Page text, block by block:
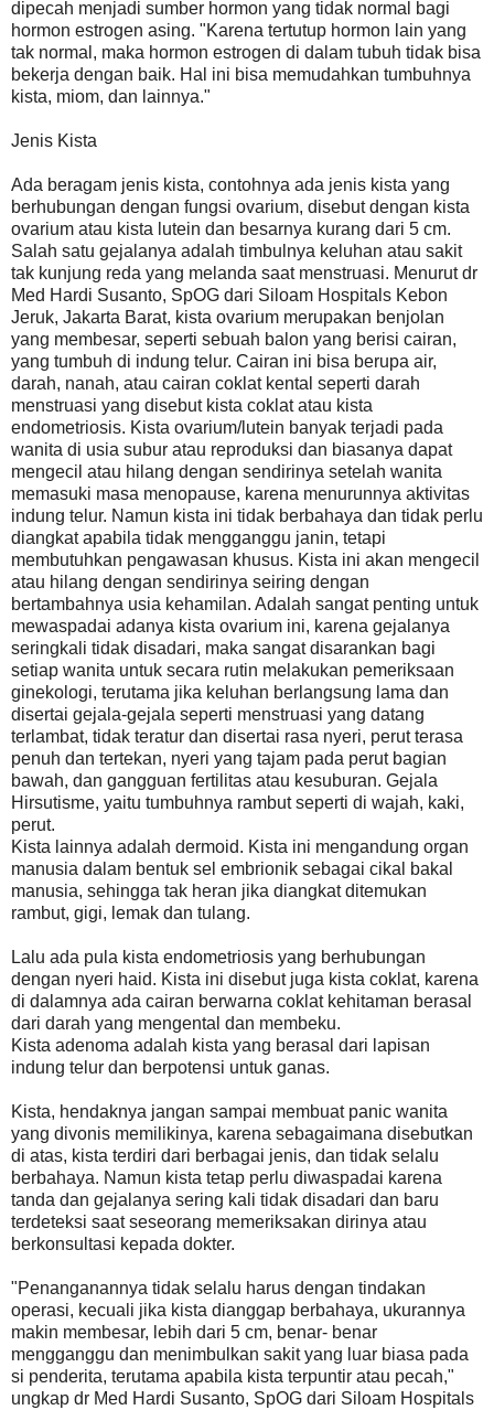
dipecah menjadi sumber hormon yang tidak normal bagi
hormon estrogen asing. "Karena tertutup hormon lain yang
tak normal, maka hormon estrogen di dalam tubuh tidak bisa
bekerja dengan baik. Hal ini bisa memudahkan tumbuhnya
kista, miom, dan lainnya."
Jenis Kista
Ada beragam jenis kista, contohnya ada jenis kista yang
berhubungan dengan fungsi ovarium, disebut dengan kista
ovarium atau kista lutein dan besarnya kurang dari 5 cm.
Salah satu gejalanya adalah timbulnya keluhan atau sakit
tak kunjung reda yang melanda saat menstruasi. Menurut dr
Med Hardi Susanto, SpOG dari Siloam Hospitals Kebon
Jeruk, Jakarta Barat, kista ovarium merupakan benjolan
yang membesar, seperti sebuah balon yang berisi cairan,
yang tumbuh di indung telur. Cairan ini bisa berupa air,
darah, nanah, atau cairan coklat kental seperti darah
menstruasi yang disebut kista coklat atau kista
endometriosis. Kista ovarium/lutein banyak terjadi pada
wanita di usia subur atau reproduksi dan biasanya dapat
mengecil atau hilang dengan sendirinya setelah wanita
memasuki masa menopause, karena menurunnya aktivitas
indung telur. Namun kista ini tidak berbahaya dan tidak perlu
diangkat apabila tidak mengganggu janin, tetapi
membutuhkan pengawasan khusus. Kista ini akan mengecil
atau hilang dengan sendirinya seiring dengan
bertambahnya usia kehamilan. Adalah sangat penting untuk
mewaspadai adanya kista ovarium ini, karena gejalanya
seringkali tidak disadari, maka sangat disarankan bagi
setiap wanita untuk secara rutin melakukan pemeriksaan
ginekologi, terutama jika keluhan berlangsung lama dan
disertai gejala-gejala seperti menstruasi yang datang
terlambat, tidak teratur dan disertai rasa nyeri, perut terasa
penuh dan tertekan, nyeri yang tajam pada perut bagian
bawah, dan gangguan fertilitas atau kesuburan. Gejala
Hirsutisme, yaitu tumbuhnya rambut seperti di wajah, kaki,
perut.
Kista lainnya adalah dermoid. Kista ini mengandung organ
manusia dalam bentuk sel embrionik sebagai cikal bakal
manusia, sehingga tak heran jika diangkat ditemukan
rambut, gigi, lemak dan tulang.
Lalu ada pula kista endometriosis yang berhubungan
dengan nyeri haid. Kista ini disebut juga kista coklat, karena
di dalamnya ada cairan berwarna coklat kehitaman berasal
dari darah yang mengental dan membeku.
Kista adenoma adalah kista yang berasal dari lapisan
indung telur dan berpotensi untuk ganas.
Kista, hendaknya jangan sampai membuat panic wanita
yang divonis memilikinya, karena sebagaimana disebutkan
di atas, kista terdiri dari berbagai jenis, dan tidak selalu
berbahaya. Namun kista tetap perlu diwaspadai karena
tanda dan gejalanya sering kali tidak disadari dan baru
terdeteksi saat seseorang memeriksakan dirinya atau
berkonsultasi kepada dokter.
"Penanganannya tidak selalu harus dengan tindakan
operasi, kecuali jika kista dianggap berbahaya, ukurannya
makin membesar, lebih dari 5 cm, benar- benar
mengganggu dan menimbulkan sakit yang luar biasa pada
si penderita, terutama apabila kista terpuntir atau pecah,"
ungkap dr Med Hardi Susanto, SpOG dari Siloam Hospitals